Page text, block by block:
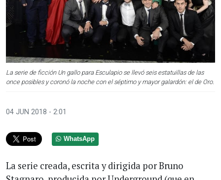
La serie de ficción Un gallo para Esculapio se llevó seis estatuillas de las
once posibles y coronó la noche con el séptimo y mayor galardón: el de Oro.
04 JUN 2018 - 2:01
WhatsApp
La serie creada, escrita y dirigida por Bruno